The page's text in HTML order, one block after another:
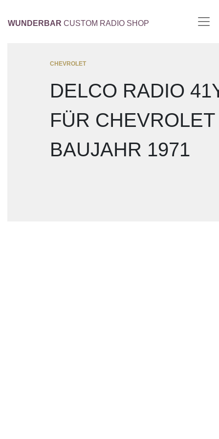
WUNDERBAR CUSTOM RADIO SHOP
CHEVROLET
DELCO RADIO
FÜR CHEVROLET
BAUJAHR 1971